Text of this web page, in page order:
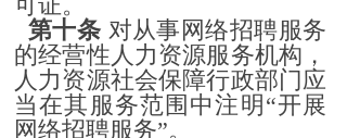
第十条 对从事网络招聘服务
的经营性人力资源服务机构，
人力资源社会保障行政部门应
当在其服务范围中注明“开展
网络招聘服务”。